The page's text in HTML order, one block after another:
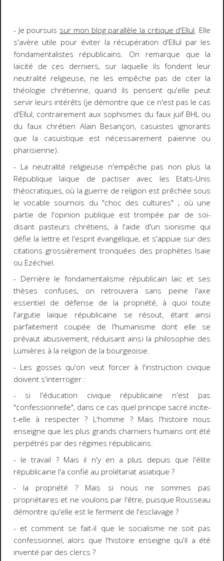
- Je poursuis sur mon blog parallèle la critique d'Ellul. Elle
s'avère utile pour éviter la récupération d'Ellul par les
fondamentalistes républicains. On remarque que la
laïcité de ces derniers, sur laquelle ils fondent leur
neutralité religieuse, ne les empêche pas de citer la
théologie chrétienne, quand ils pensent qu'elle peut
servir leurs intérêts (je démontre que ce n'est pas le cas
d'Ellul, contrairement aux sophismes du faux juif BHL ou
du faux chrétien Alain Besançon, casuistes ignorants
que la casuistique est nécessairement païenne ou
pharisienne).
- La neutralité religieuse n'empêche pas non plus la
République laïque de pactiser avec les Etats-Unis
théocratiques, où la guerre de religion est prêchée sous
le vocable sournois du "choc des cultures" ; où une
partie de l'opinion publique est trompée par de soi-
disant pasteurs chrétiens, à l'aide d'un sionisme qui
défie la lettre et l'esprit évangélique, et s'appuie sur des
citations grossièrement tronquées des prophètes Isaïe
ou Ezéchiel.
- Derrière le fondamentalisme républicain laïc et ses
thèses confuses, on retrouvera sans peine l'axe
essentiel de défense de la propriété, à quoi toute
l'argutie laïque républicaine se résout, étant ainsi
parfaitement coupée de l'humanisme dont elle se
prévaut abusivement, réduisant ainsi la philosophie des
Lumières à la religion de la bourgeoisie.
- Les gosses qu'on veut forcer à l'instruction civique
doivent s'interroger :
- si l'éducation civique républicaine n'est pas
"confessionnelle", dans ce cas quel principe sacré incite-
t-elle à respecter ? L'homme ? Mais l'histoire nous
enseigne que les plus grands charniers humains ont été
perpétrés par des régimes républicains.
- le travail ? Mais il n'y en a plus depuis que l'élite
républicaine l'a confié au prolétariat asiatique ?
- la propriété ? Mais si nous ne sommes pas
propriétaires et ne voulons par l'être, puisque Rousseau
démontre qu'elle est le ferment de l'esclavage ?
- et comment se fait-il que le socialisme ne soit pas
confessionnel, alors que l'histoire enseigne qu'il a été
inventé par des clercs ?